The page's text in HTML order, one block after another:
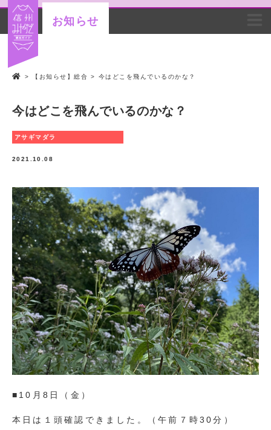
お知らせ
> 【お知らせ】総合 > 今はどこを飛んでいるのかな？
今はどこを飛んでいるのかな？
アサギマダラ
2021.10.08
■10月8日（金）
本日は１頭確認できました。（午前７時30分）